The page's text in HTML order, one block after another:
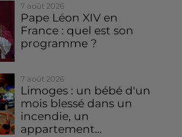
7 août 2026
Pape Léon XIV en
France : quel est son
programme ?
7 août 2026
Limoges : un bébé d'un
mois blessé dans un
incendie, un
appartement...